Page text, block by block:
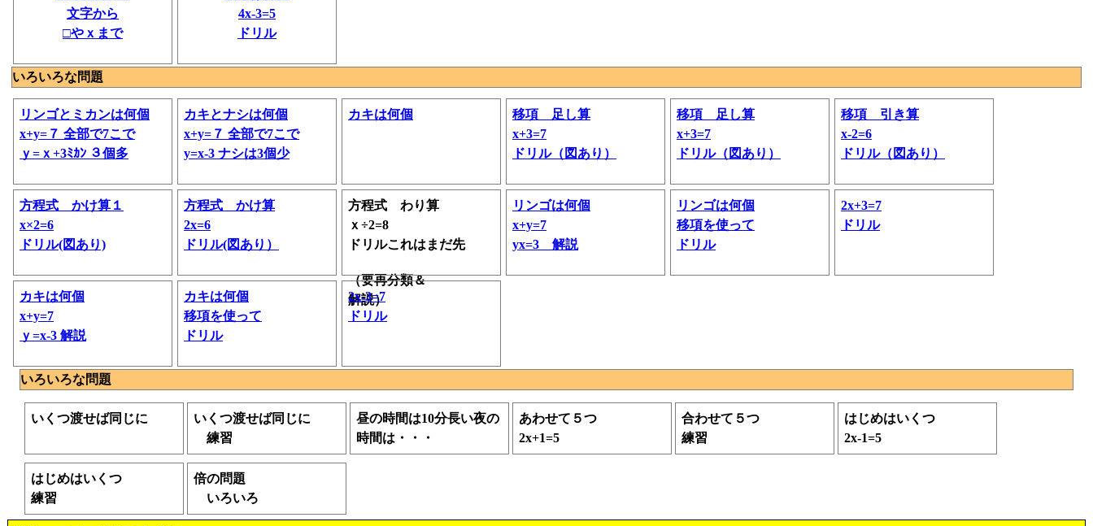
文字から
□やｘまで
4x-3=5
ドリル
いろいろな問題
リンゴとミカンは何個
x+y=７ 全部で7こで
ｙ=ｘ+3ﾐｶﾝ ３個多
カキとナシは何個
x+y=７ 全部で7こで
y=x-3 ナシは3個少
カキは何個
（要再分類＆
解説）
移項 足し算
x+3=7
ドリル（図あり）
移項 足し算
x+3=7
ドリル（図あり）
移項 引き算
x-2=6
ドリル（図あり）
方程式 かけ算１
x×2=6
ドリル(図あり)
方程式 かけ算
2x=6
ドリル(図あり）
方程式 わり算
ｘ÷2=8
ドリルこれはまだ先
リンゴは何個
x+y=7
yx=3 解説
リンゴは何個
移項を使って
ドリル
2x+3=7
ドリル
カキは何個
x+y=7
ｙ=x-3 解説
カキは何個
移項を使って
ドリル
2x-3=7
ドリル
いろいろな問題
いくつ渡せば同じに
いくつ渡せば同じに
練習
昼の時間は10分長い夜の
時間は・・・
あわせて５つ
2x+1=5
合わせて５つ
練習
はじめはいくつ
2x-1=5
はじめはいくつ
練習
倍の問題
いろいろ